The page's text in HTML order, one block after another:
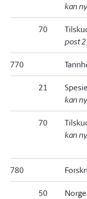
kan
70
post
770
21
kan
70
kan
780
50